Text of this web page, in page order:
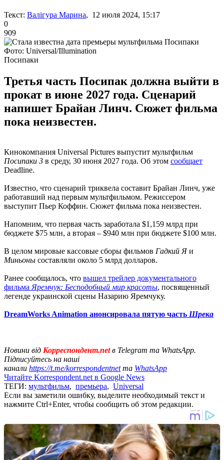
Текст: Валігура Марина, 12 июля 2024, 15:17
0
909
Фото: Universal/Illumination
Посипаки
Третья часть Посипак должна выйти в
прокат в июне 2027 года. Сценарий
напишет Брайан Линч. Сюжет фильма
пока неизвестен.
Кинокомпания Universal Pictures выпустит мультфильм
Посипаки 3 в среду, 30 июня 2027 года. Об этом сообщает
Deadline.
Известно, что сценарий триквела составит Брайан Линч, уже
работавший над первым мультфильмом. Режиссером
выступит Пьер Коффин. Сюжет фильма пока неизвестен.
Напомним, что первая часть заработала $1,159 млрд при
бюджете $75 млн, а вторая – $940 млн при бюджете $100 млн.
В целом мировые кассовые сборы фильмов Гадкий Я и
Миньоны составляли около 5 млрд долларов.
Ранее сообщалось, что вышел трейлер документального
фильма Яремчук: Бесподобный мир красоты, посвященный
легенде украинской сцены Назарию Яремчуку.
DreamWorks Animation анонсировала пятую часть Шрека
Новини від Корреспондент.netв Telegram та WhatsApp.
Підписуйтесь на наші
канали https://t.me/korrespondentnetта WhatsApp
Читайте Korrespondent.net в Google News
ТЕГИ: мультфильм, премьера, Universal
Если вы заметили ошибку, выделите необходимый текст и
нажмите Ctrl+Enter, чтобы сообщить об этом редакции.